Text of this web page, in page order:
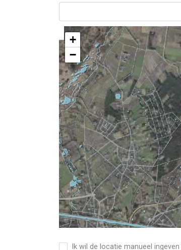
+
−
Ik wil de locatie manueel ingeven